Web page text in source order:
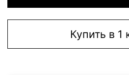
Купить в 1